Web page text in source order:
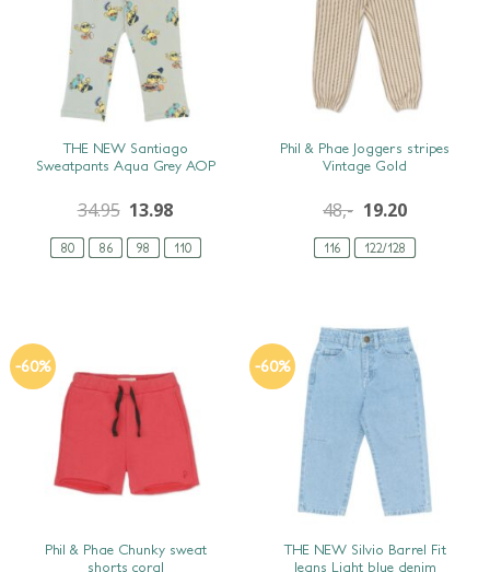
SNEL BEKIJKEN
80 86 98 110
THE NEW Santiago
Sweatpants Aqua Grey AOP
34.95 13.98
SNEL BEKIJKEN
116 122/128
Phil & Phae Joggers stripes
Vintage Gold
48,- 19.20
-60%
SNEL BEKIJKEN
Phil & Phae Chunky sweat
shorts coral
-60%
SNEL BEKIJKEN
THE NEW Silvio Barrel Fit
Jeans Light blue denim